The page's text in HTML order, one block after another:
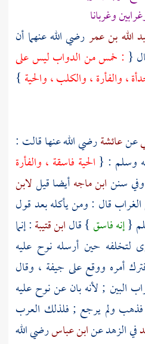
وغربانا
الله بن عمررضي الله عنهما أن
{ : خمس من الدواب ليس على
، والفأرة ، والكلب ، والحية }
عنعائشةرضي الله عنها قالت :
وسلم : { الحية فاسقة ، والفأرة
سننابن ماجهأيضا قيللابن
قال : ومن يأكله بعد قول
{إنه فاسق} قالابن قتيبة: إنما
لتخلفه حين أرسلهنوح عليه
أمره ووقع على جيفة ، وقال
البين ; لأنه بان عننوحعليه
فذهب ولم يرجع ; فلذلك العرب
في الزهد عنابن عباسرضي الله